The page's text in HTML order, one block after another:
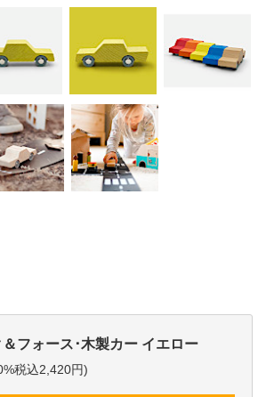
フォース･木製カー イエロー
税込2,420円)